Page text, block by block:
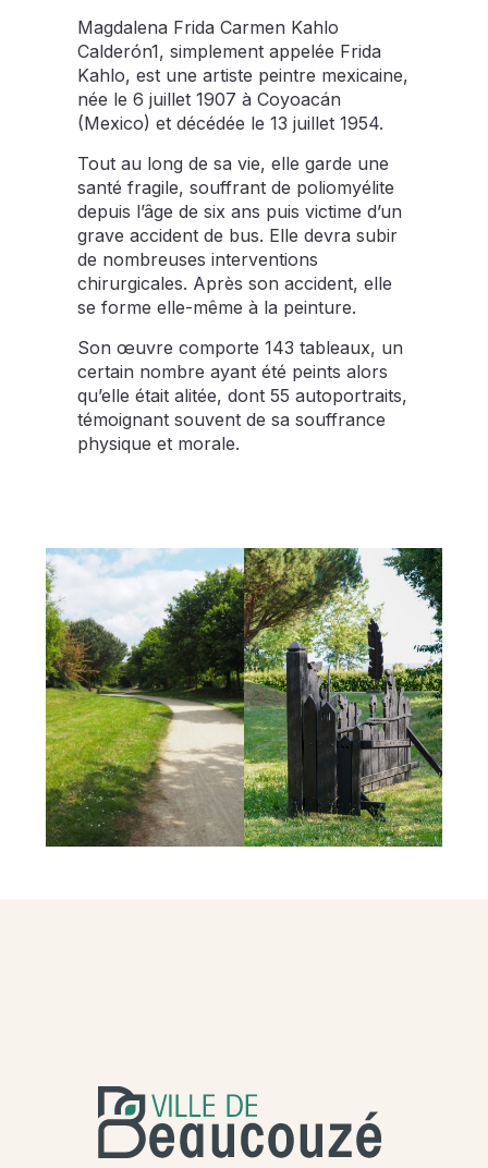
Magdalena Frida Carmen Kahlo
Calderón1, simplement appelée Frida
Kahlo, est une artiste peintre mexicaine,
née le 6 juillet 1907 à Coyoacán
(Mexico) et décédée le 13 juillet 1954.
Tout au long de sa vie, elle garde une
santé fragile, souffrant de poliomyélite
depuis l’âge de six ans puis victime d’un
grave accident de bus. Elle devra subir
de nombreuses interventions
chirurgicales. Après son accident, elle
se forme elle-même à la peinture.
Son œuvre comporte 143 tableaux, un
certain nombre ayant été peints alors
qu’elle était alitée, dont 55 autoportraits,
témoignant souvent de sa souffrance
physique et morale.